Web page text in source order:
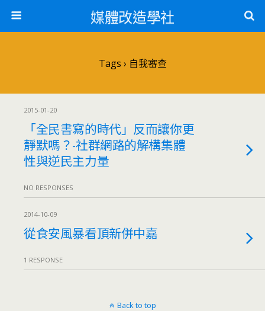
媒體改造學社
Tags › 自我審查
2015-01-20
「全民書寫的時代」反而讓你更
靜默嗎？-社群網路的解構集體
性與逆民主力量
NO RESPONSES
2014-10-09
從食安風暴看頂新併中嘉
1 RESPONSE
Back to top